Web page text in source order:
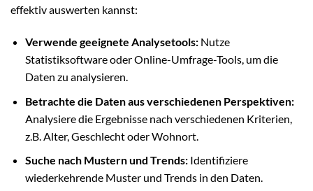
effektiv auswerten kannst:
Verwende geeignete Analysetools:Nutze
Statistiksoftware oder Online-Umfrage-Tools, um die
Daten zu analysieren.
Betrachte die Daten aus verschiedenen Perspektiven:
Analysiere die Ergebnisse nach verschiedenen Kriterien,
z.B. Alter, Geschlecht oder Wohnort.
Suche nach Mustern und Trends:Identifiziere
wiederkehrende Muster und Trends in den Daten.